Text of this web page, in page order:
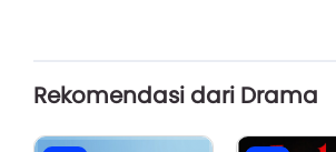
Rekomendasi dari Drama